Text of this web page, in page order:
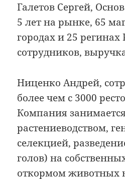
Галетов Сергей,
5 лет на рынке, 65
городах и 25 регинах
сотрудников,
Ниценко Андрей,
более чем с 3000
Компания
растениеводством,
селекцией,
голов) на
откормом животных